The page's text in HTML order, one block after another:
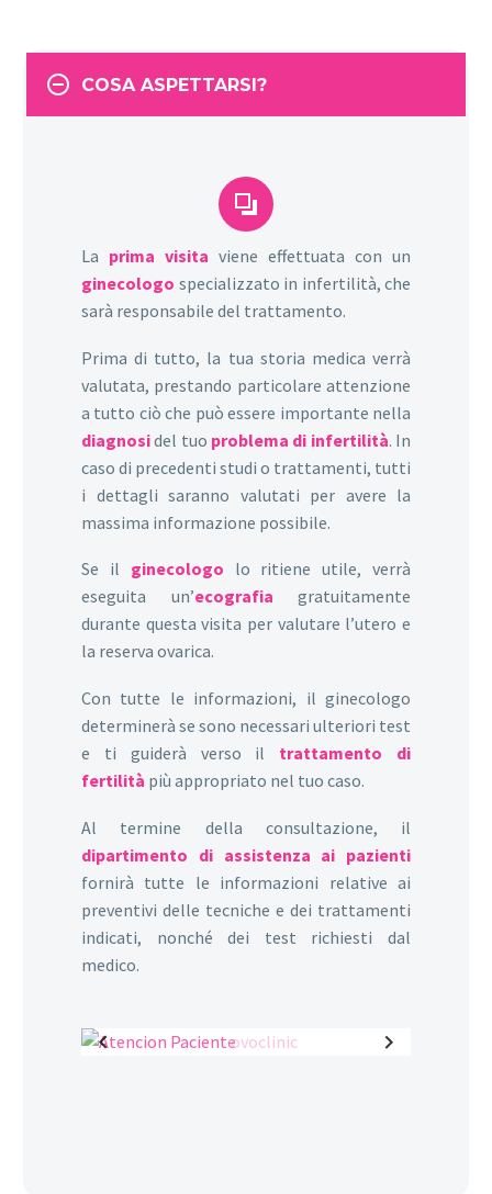
COSA ASPETTARSI?


La prima visita viene effettuata con un
ginecologo specializzato in infertilità, che
sarà responsabile del trattamento.
Prima di tutto, la tua storia medica verrà
valutata, prestando particolare attenzione
a tutto ciò che può essere importante nella
diagnosidel tuo problema di infertilità. In
caso di precedenti studi o trattamenti, tutti
i dettagli saranno valutati per avere la
massima informazione possibile.
Se il ginecologo lo ritiene utile, verrà
eseguita un’ecografia gratuitamente
durante questa visita per valutare l’utero e
la reserva ovarica.
Con tutte le informazioni, il ginecologo
determinerà se sono necessari ulteriori test
e ti guiderà verso il trattamento di
fertilità più appropriato nel tuo caso.
Al termine della consultazione, il
dipartimento di assistenza ai pazienti
fornirà tutte le informazioni relative ai
preventivi delle tecniche e dei trattamenti
indicati, nonché dei test richiesti dal
medico.